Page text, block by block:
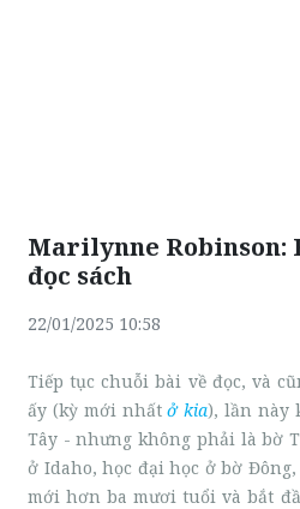
Marilynne
đọc sách
22/01/2025 10:58
Tiếp tục chuỗi bài về đọc, và
ấy (kỳ mới nhấtở kia), lần này
Tây - nhưng không phải là bờ
ở Idaho, học đại học ở bờ
mới hơn ba mươi tuổi và bắt